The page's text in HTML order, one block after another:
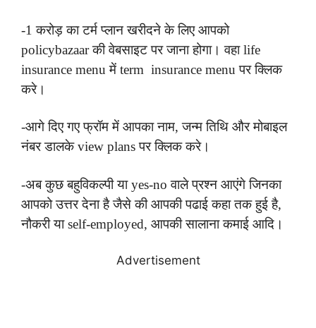
-1 करोड़ का टर्म प्लान खरीदने के लिए आपको
policybazaar की वेबसाइट पर जाना होगा। वहा life
insurance menu में term insurance menu पर क्लिक
करे।
-आगे दिए गए फ्रॉम में आपका नाम, जन्म तिथि और मोबाइल
नंबर डालके view plans पर क्लिक करे।
-अब कुछ बहुविकल्पी या yes-no वाले प्रश्न आएंगे जिनका
आपको उत्तर देना है जैसे की आपकी पढाई कहा तक हुई है,
नौकरी या self-employed, आपकी सालाना कमाई आदि।
Advertisement